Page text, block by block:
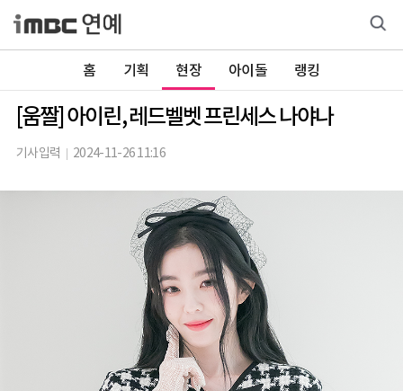
홈 기획 현장 아이돌 랭킹
[움짤] 아이린, 레드벨벳 프린세스 나야나
기사입력 2024-11-26 11:16